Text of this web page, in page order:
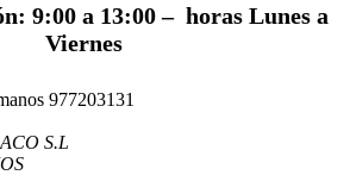
9:00 a 13:00 – horas Lunes a
Viernes
977203131
S.L